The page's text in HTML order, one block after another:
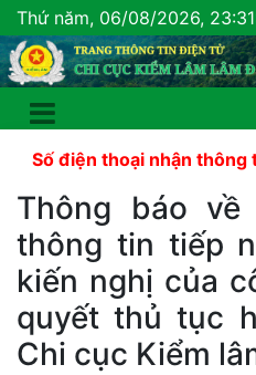
Thứ năm, 06/08/2026,
điện thoại nhận thông tin
Thông báo
thông tin tiếp
kiến nghị của
quyết thủ tục
Chi cục Kiểm